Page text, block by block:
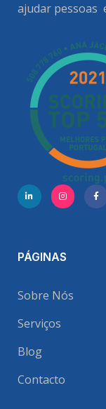
ajudar pessoas
PÁGINAS
Sobre Nós
Serviços
Blog
Contacto